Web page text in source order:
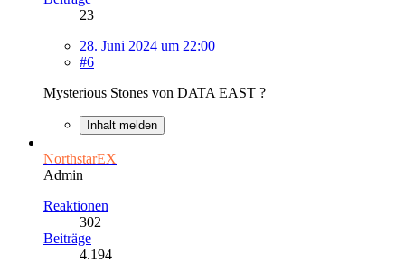
23
28. Juni 2024 um 22:00
#6
Mysterious Stones von DATA EAST ?
Inhalt melden
NorthstarEX
Admin
Reaktionen
302
Beiträge
4.194